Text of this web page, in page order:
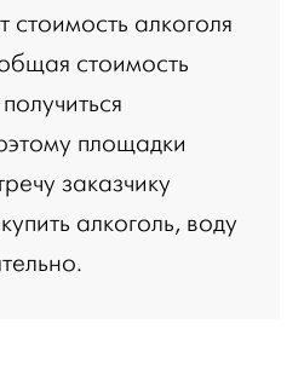
стоимость алкоголя
стоимость
площадки
заказчику
алкоголь, воду